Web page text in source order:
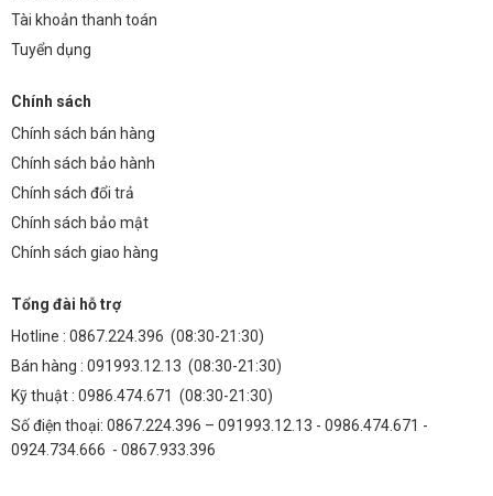
Tài khoản thanh toán
Tuyển dụng
Chính sách
Chính sách bán hàng
Chính sách bảo hành
Chính sách đổi trả
Chính sách bảo mật
Chính sách giao hàng
Tổng đài hỗ trợ
Hotline : 0867.224.396 (08:30-21:30)
Bán hàng : 091993.12.13 (08:30-21:30)
Kỹ thuật : 0986.474.671 (08:30-21:30)
Số điện thoại: 0867.224.396 – 091993.12.13 - 0986.474.671 -
0924.734.666 - 0867.933.396